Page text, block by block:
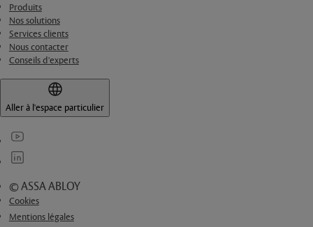
Produits
Nos solutions
Services clients
Nous contacter
Conseils d'experts
Aller à l'espace particulier
© ASSA ABLOY
Cookies
Mentions légales